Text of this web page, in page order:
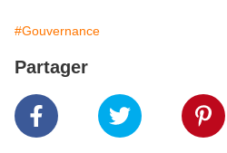
#Gouvernance
Partager